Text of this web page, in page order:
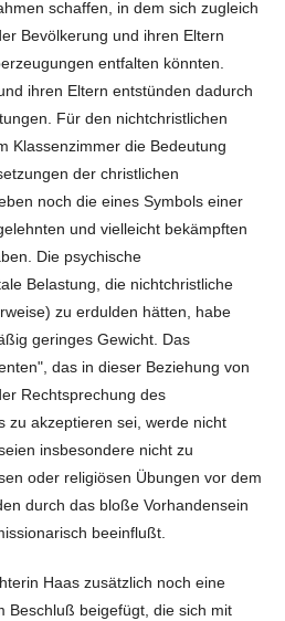
schaffen, in dem sich zugleich
Bevölkerung und ihren Eltern
entfalten könnten.
ihren Eltern entstünden dadurch
Für den nichtchristlichen
Klassenzimmer die Bedeutung
der christlichen
noch die eines Symbols einer
und vielleicht bekämpften
Die psychische
Belastung, die nichtchristliche
zu erdulden hätten, habe
geringes Gewicht. Das
das in dieser Beziehung von
Rechtsprechung des
zu akzeptieren sei, werde nicht
insbesondere nicht zu
oder religiösen Übungen vor dem
durch das bloße Vorhandensein
beeinflußt.
Haas zusätzlich noch eine
Beschluß beigefügt, die sich mit